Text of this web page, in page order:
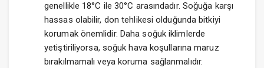
genellikle 18°C ile 30°C arasındadır. Soğuğa karşı
hassas olabilir, don tehlikesi olduğunda bitkiyi
korumak önemlidir. Daha soğuk iklimlerde
yetiştiriliyorsa, soğuk hava koşullarına maruz
bırakılmamalı veya koruma sağlanmalıdır.